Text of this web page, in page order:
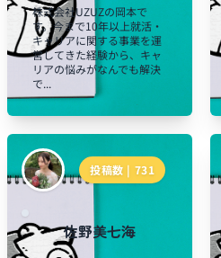
株式会社UZUZの岡本で
す。今まで10年以上就活・
キャリアに関する事業を運
営してきた経験から、キャ
リアの悩みがなんでも解決
で...
投稿数 | 731
佐野美七海